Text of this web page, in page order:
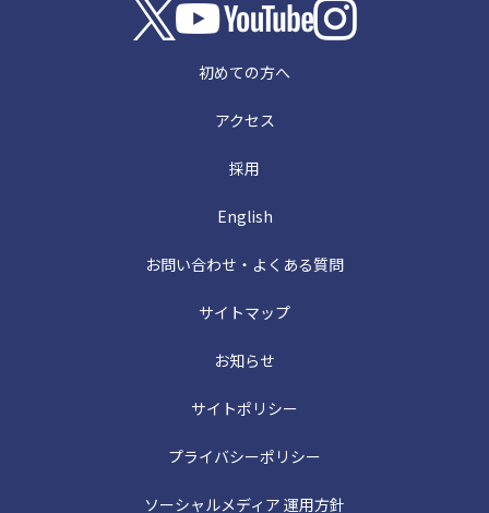
初めての方へ
アクセス
採用
English
お問い合わせ・よくある質問
サイトマップ
お知らせ
サイトポリシー
プライバシーポリシー
ソーシャルメディア 運用方針